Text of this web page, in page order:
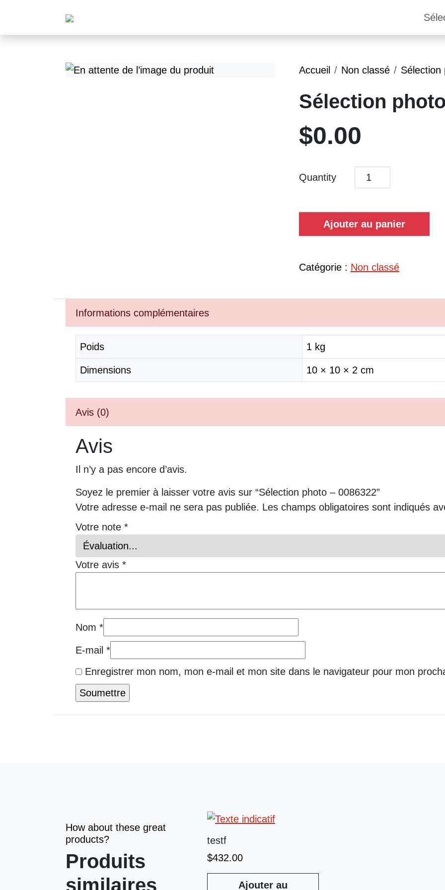
Accueil Non classé Sélection
Sélection
$0.00
Quantity
Ajouter au panier
Catégorie : Non classé
Informations complémentaires
Poids 1 kg
Dimensions 10 × 10 × 2 cm
Avis (0)
Avis
Il n’y a pas encore d’avis.
Soyez le premier à laisser votre avis sur “Sélection photo – 0086322”
Votre adresse e-mail ne sera pas publiée. Les champs obligatoires sont indiqués
Votre note *
Votre avis *
Nom *
E-mail *
Enregistrer mon nom, mon e-mail et mon site dans le navigateur pour mon
How about these great
products?
Produits
similaires
testf
$432.00
Ajouter au